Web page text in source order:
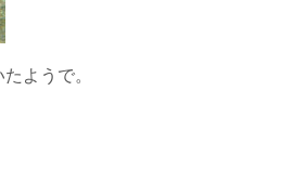
ようで。